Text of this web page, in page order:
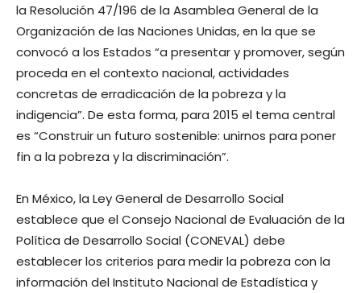
la Resolución 47/196 de la Asamblea General de la
Organización de las Naciones Unidas, en la que se
convocó a los Estados “a presentar y promover, según
proceda en el contexto nacional, actividades
concretas de erradicación de la pobreza y la
indigencia”. De esta forma, para 2015 el tema central
es “Construir un futuro sostenible: unirnos para poner
fin a la pobreza y la discriminación”.
En México, la Ley General de Desarrollo Social
establece que el Consejo Nacional de Evaluación de la
Política de Desarrollo Social (CONEVAL) debe
establecer los criterios para medir la pobreza con la
información del Instituto Nacional de Estadística y